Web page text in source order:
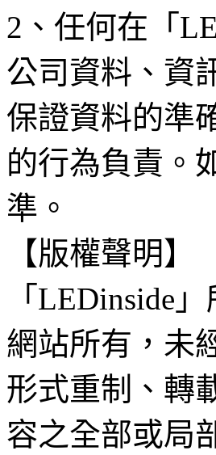
2、任何在「
公司資料、資
保證資料的準
的行為負責。
準。
【版權聲明】
「LEDinside
網站所有，未
形式重制、轉
容之全部或局